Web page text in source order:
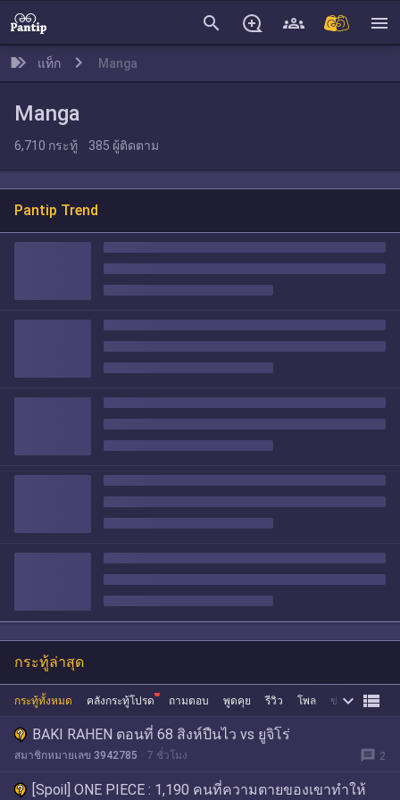
search menu
แท็ก Manga
Manga
6,710 กระทู้ 385 ผู้ติดตาม
Pantip Trend
กระทู้ล่าสุด
กระทู้ทั้งหมด คลังกระทู้โปรด ถามตอบ พูดคุย รีวิว โพล ข่าว ซื้อขาย
 
BAKI RAHEN ตอนที่ 68 สิงห์ปืนไว vs ยูจิโร่
สมาชิกหมายเลข 3942785 7 ชั่วโมง message 2
[Spoil] ONE PIECE : 1,190 คนที่ความตายของเขาทำให้